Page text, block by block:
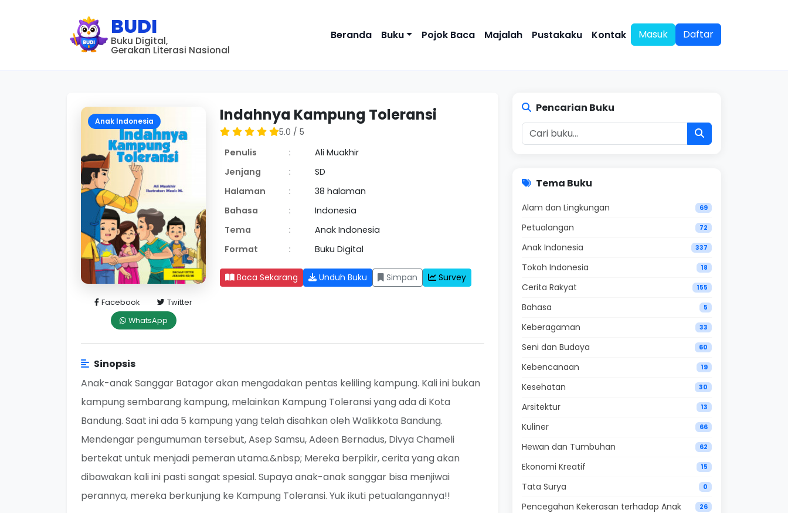
BUDI
Buku Digital,
Gerakan Literasi Nasional
Beranda Buku Pojok Baca Majalah Pustakaku Kontak Masuk Daftar
Anak Indonesia
Facebook
Twitter
WhatsApp
Indahnya Kampung Toleransi
5.0 / 5
Penulis
:
Ali Muakhir
Jenjang
:
SD
Halaman
:
38 halaman
Bahasa
:
Indonesia
Tema
:
Anak Indonesia
Format
: Buku Digital
Baca Sekarang Unduh Buku Simpan Survey
Sinopsis
Anak-anak Sanggar Batagor akan mengadakan pentas keliling kampung. Kali ini bukan
kampung sembarang kampung, melainkan Kampung Toleransi yang ada di Kota
Bandung. Saat ini ada 5 kampung yang telah disahkan oleh Walikkota Bandung.
Mendengar pengumuman tersebut, Asep Samsu, Adeen Bernadus, Divya Chameli
bertekat untuk menjadi pemeran utama.&nbsp; Mereka berpikir, cerita yang akan
dibawakan kali ini pasti sangat spesial. Supaya anak-anak sanggar bisa menjiwai
perannya, mereka berkunjung ke Kampung Toleransi. Yuk ikuti petualangannya!!
Pencarian Buku
Tema Buku
Alam dan Lingkungan 69
Petualangan 72
Anak Indonesia 337
Tokoh Indonesia 18
Cerita Rakyat 155
Bahasa 5
Keberagaman 33
Seni dan Budaya 60
Kebencanaan 19
Kesehatan 30
Arsitektur 13
Kuliner 66
Hewan dan Tumbuhan 62
Ekonomi Kreatif 15
Tata Surya 0
Pencegahan Kekerasan terhadap Anak 26